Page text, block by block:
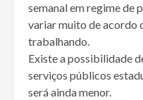
semanal em regime de
variar muito de acordo
trabalhando.
Existe a possibilidade
serviços públicos
será ainda menor.